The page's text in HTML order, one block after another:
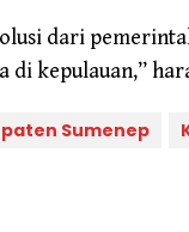
dari
di kepulauan,”
Sumenep